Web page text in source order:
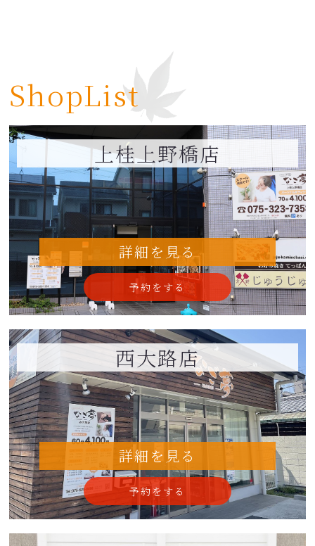
ShopList
上桂上野橋店
詳細を見る
予約をする
西大路店
詳細を見る
予約をする